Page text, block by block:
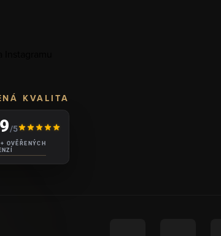
KVALITA
/5
OVĚŘENÝCH